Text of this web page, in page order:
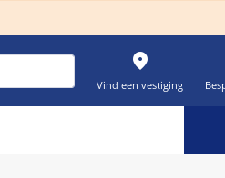
place
Vind een vestiging